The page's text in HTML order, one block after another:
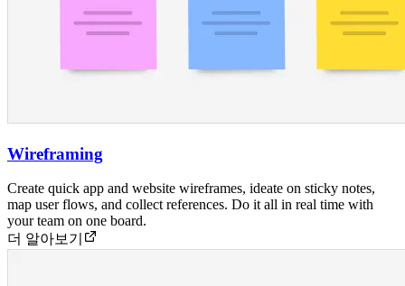
Wireframing
Create quick app and website wireframes, ideate on sticky notes,
map user flows, and collect references. Do it all in real time with
your team on one board.
더 알아보기